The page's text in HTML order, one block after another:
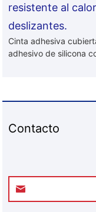
resistente al
deslizantes.
Cinta adhesiva
adhesivo de silicona
Contacto